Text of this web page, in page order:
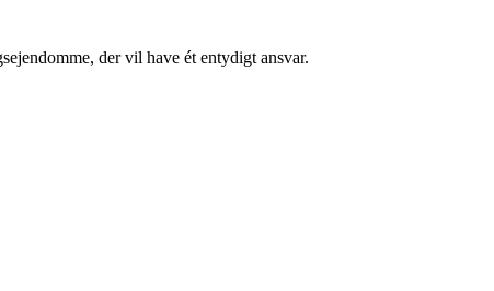
der vil have ét entydigt ansvar.